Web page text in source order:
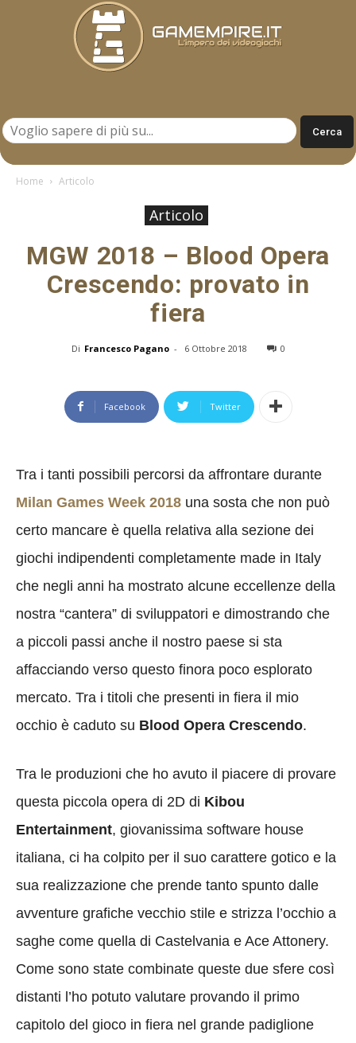
Home Articolo
Articolo
MGW 2018 – Blood Opera
Crescendo: provato in
fiera
Di Francesco Pagano - 6 Ottobre 2018 0
Facebook Twitter
Tra i tanti possibili percorsi da affrontare durante
Milan Games Week 2018 una sosta che non può
certo mancare è quella relativa alla sezione dei
giochi indipendenti completamente made in Italy
che negli anni ha mostrato alcune eccellenze della
nostra “cantera” di sviluppatori e dimostrando che
a piccoli passi anche il nostro paese si sta
affacciando verso questo finora poco esplorato
mercato. Tra i titoli che presenti in fiera il mio
occhio è caduto su Blood Opera Crescendo.
Tra le produzioni che ho avuto il piacere di provare
questa piccola opera di 2D di Kibou
Entertainment, giovanissima software house
italiana, ci ha colpito per il suo carattere gotico e la
sua realizzazione che prende tanto spunto dalle
avventure grafiche vecchio stile e strizza l’occhio a
saghe come quella di Castelvania e Ace Attonery.
Come sono state combinate queste due sfere così
distanti l’ho potuto valutare provando il primo
capitolo del gioco in fiera nel grande padiglione